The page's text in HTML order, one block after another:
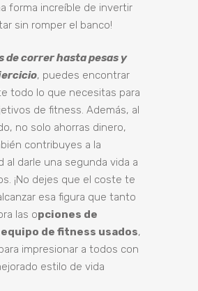
forma increíble de invertir
sin romper el banco!
de correr hasta pesas y
, puedes encontrar
todo lo que necesitas para
de fitness. Además, al
no solo ahorras dinero,
contribuyes a la
al darle una segunda vida a
¡No dejes que el coste te
esa figura que tanto
las opciones de
de fitness usados,
impresionar a todos con
estilo de vida